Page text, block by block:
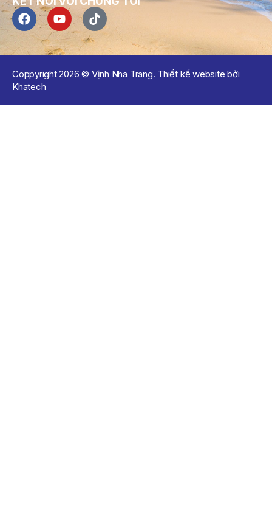
Coppyright 2026 © Vịnh Nha Trang. Thiết kế website bởi
Khatech